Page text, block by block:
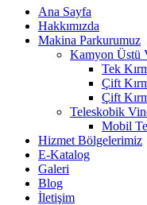
Ana Sayfa
Hakkımızda
Makina Parkurumuz
Kamyon Üstü
Tek
Çift
Çift
Teleskobik
Mobil
Hizmet Bölgelerimiz
E-Katalog
Galeri
Blog
İletişim